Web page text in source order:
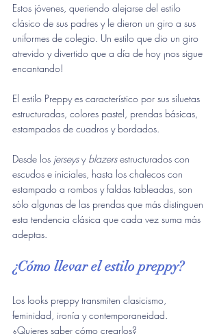
Estos jóvenes, queriendo alejarse del estilo
clásico de sus padres y le dieron un giro a sus
uniformes de colegio. Un estilo que dio un giro
atrevido y divertido que a día de hoy ¡nos sigue
encantando!
El estilo Preppy es característico por sus siluetas
estructuradas, colores pastel, prendas básicas,
estampados de cuadros y bordados.
Desde los jerseys y blazers estructurados con
escudos e iniciales, hasta los chalecos con
estampado a rombos y faldas tableadas, son
sólo algunas de las prendas que más distinguen
esta tendencia clásica que cada vez suma más
adeptas.
¿Cómo llevar el estilo preppy?
Los looks preppy transmiten clasicismo,
feminidad, ironía y contemporaneidad.
¿Quieres saber cómo crearlos?